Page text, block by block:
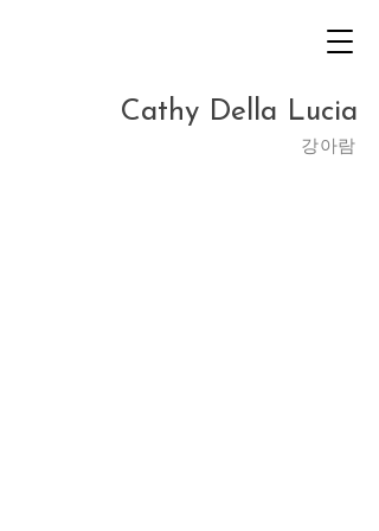
Cathy Della Lucia
​강아람